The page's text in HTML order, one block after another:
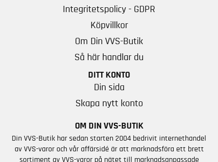
Integritetspolicy - GDPR
Köpvillkor
Om Din VVS-Butik
Så här handlar du
DITT KONTO
Din sida
Skapa nytt konto
OM DIN VVS-BUTIK
Din VVS-Butik har sedan starten 2004 bedrivit internethandel
av VVS-varor och vår affärsidé är att marknadsföra ett brett
sortiment av VVS-varor på nätet till marknadsanpassade